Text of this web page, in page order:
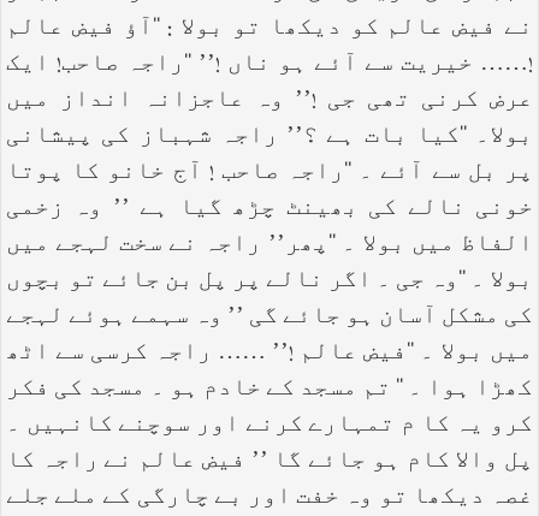
نے فیض عالم کو دیکھا تو بولا : ‘‘آؤ فیض عالم
!…… خیریت سے آئے ہو ناں !’’ ‘‘راجہ صاحب! ایک
عرض کرنی تھی جی !’’ وہ عاجزانہ انداز میں
بولا۔ ‘‘کیا بات ہے ؟’’ راجہ شہباز کی پیشانی
پر بل سے آئے ۔ ‘‘راجہ صاحب ! آج خانو کا پوتا
خونی نالے کی بھینٹ چڑھ گیا ہے ’’ وہ زخمی
الفاظ میں بولا ۔ ‘‘پھر’’ راجہ نے سخت لہجے میں
بولا ۔ ‘‘وہ جی ۔ اگر نالے پر پل بن جائے تو بچوں
کی مشکل آسان ہو جائے گی ’’ وہ سہمے ہوئے لہجے
میں بولا ۔ ‘‘فیض عالم !’’ …… راجہ کرسی سے اٹھ
کھڑا ہوا ۔ ‘‘ تم مسجد کے خادم ہو ۔ مسجد کی فکر
کرو یہ کا م تمہارے کرنے اور سوچنے کانہیں ۔
پل والا کام ہو جائے گا ’’ فیض عالم نے راجہ کا
غصہ دیکھا تو وہ خفت اور بے چارگی کے ملے جلے